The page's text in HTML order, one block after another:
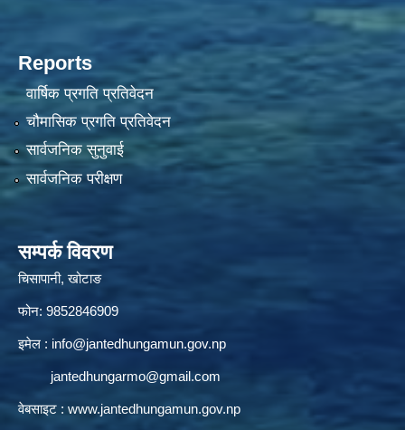
Reports
वार्षिक प्रगति प्रतिवेदन
चौमासिक प्रगति प्रतिवेदन
सार्वजनिक सुनुवाई
सार्वजनिक परीक्षण
सम्पर्क विवरण
चिसापानी, खोटाङ
फोन: 9852846909
इमेल : info@jantedhungamun.gov.np
jantedhungarmo@gmail.com
वेबसाइट : www.jantedhungamun.gov.np